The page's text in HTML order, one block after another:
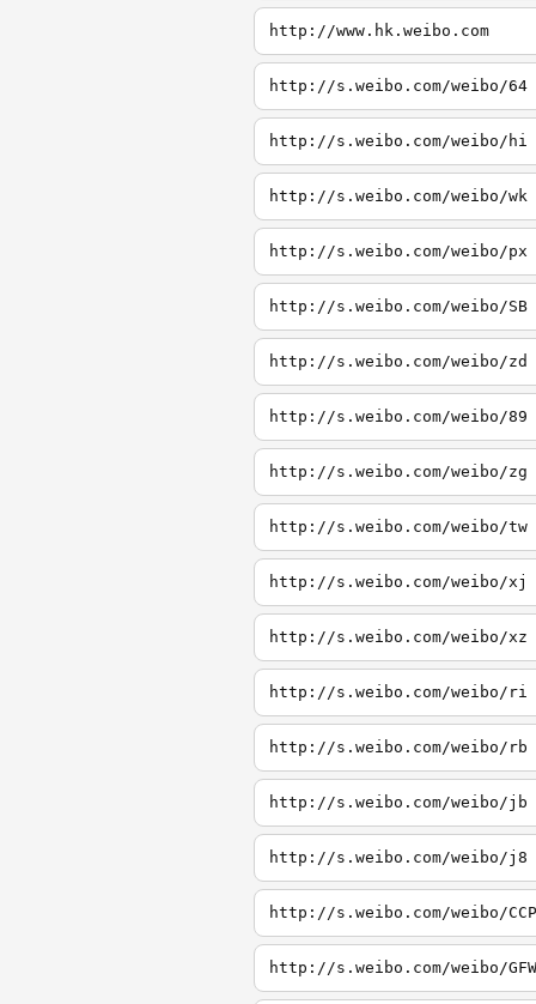
http://www.hk.weibo.com
http://s.weibo.com/weibo/64
http://s.weibo.com/weibo/hi
http://s.weibo.com/weibo/wk
http://s.weibo.com/weibo/px
http://s.weibo.com/weibo/SB
http://s.weibo.com/weibo/zd
http://s.weibo.com/weibo/89
http://s.weibo.com/weibo/zg
http://s.weibo.com/weibo/tw
http://s.weibo.com/weibo/xj
http://s.weibo.com/weibo/xz
http://s.weibo.com/weibo/ri
http://s.weibo.com/weibo/rb
http://s.weibo.com/weibo/jb
http://s.weibo.com/weibo/j8
http://s.weibo.com/weibo/CCP
http://s.weibo.com/weibo/GFW